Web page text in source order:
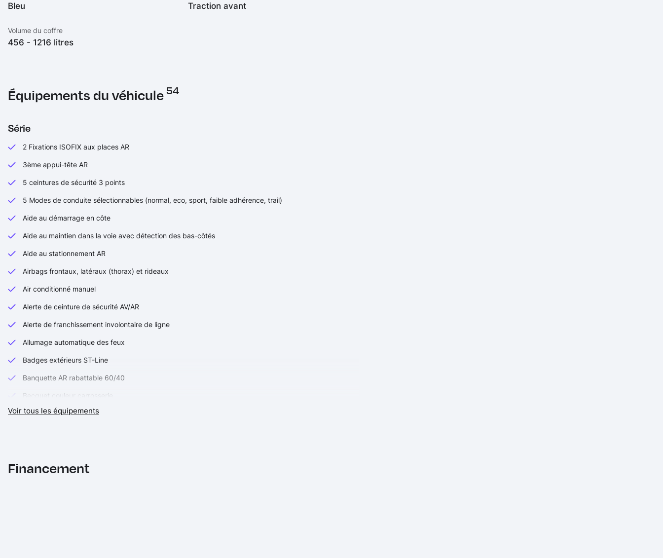
Bleu Traction avant
Volume du coffre
456 - 1216 litres
Équipements du véhicule 54
Série
2 Fixations ISOFIX aux places AR
3ème appui-tête AR
5 ceintures de sécurité 3 points
5 Modes de conduite sélectionnables (normal, eco, sport, faible adhérence, trail)
Aide au démarrage en côte
Aide au maintien dans la voie avec détection des bas-côtés
Aide au stationnement AR
Airbags frontaux, latéraux (thorax) et rideaux
Air conditionné manuel
Alerte de ceinture de sécurité AV/AR
Alerte de franchissement involontaire de ligne
Allumage automatique des feux
Badges extérieurs ST-Line
Banquette AR rabattable 60/40
Becquet couleur carrosserie
Bouton de démarrage "Ford Power"
Correcteur électronique de trajectoire (ESP)
Voir tous les équipements
Financement